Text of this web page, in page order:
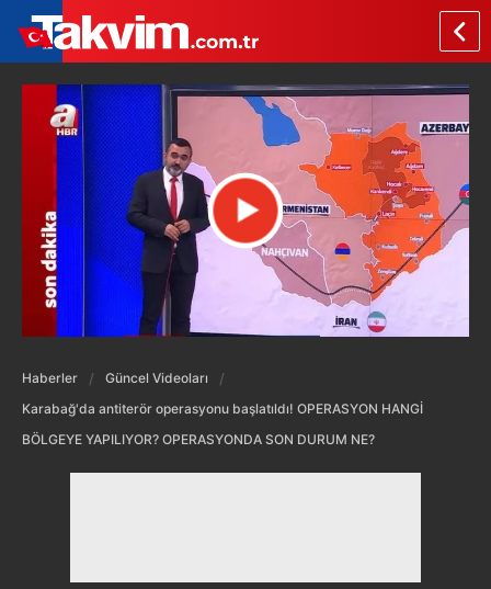
Haberler
Güncel Videoları
Karabağ'da antiterör operasyonu başlatıldı! OPERASYON HANGİ
BÖLGEYE YAPILIYOR? OPERASYONDA SON DURUM NE?